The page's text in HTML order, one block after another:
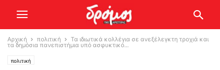
Αρχική πολιτική
Τα ιδιωτικά κολλέγια σε ανεξέλεγκτη τροχιά και
τα δημόσια πανεπιστήμια υπό ασφυκτικό...
πολιτική